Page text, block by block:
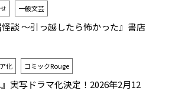
一般文芸
談 ～引っ越したら怖かった』書店
化 コミックRouge
』実写ドラマ化決定！2026年2月12